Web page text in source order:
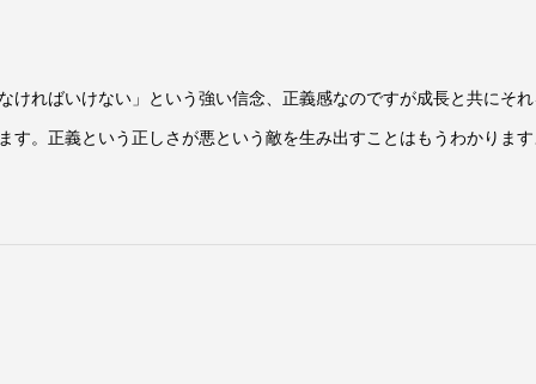
ければいけない」という強い信念、正義感なのですが成長と共にそ
す。正義という正しさが悪という敵を生み出すことはもうわかりま